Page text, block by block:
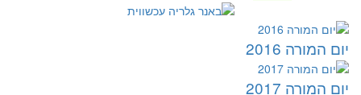
יום המורה 2016
יום המורה 2017